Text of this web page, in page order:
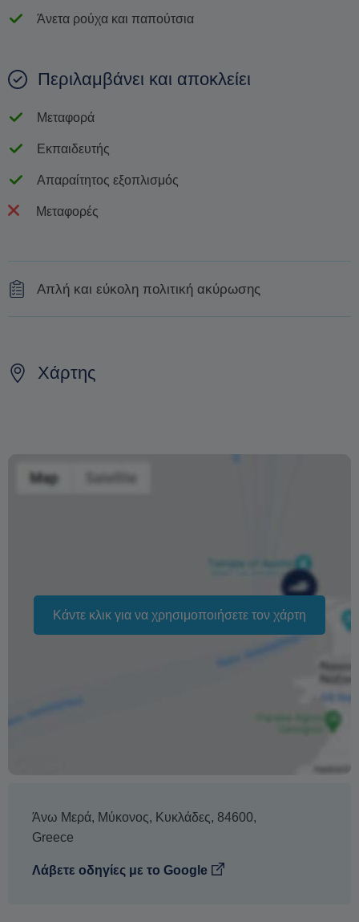
Άνετα ρούχα και παπούτσια
Περιλαμβάνει και αποκλείει
Μεταφορά
Εκπαιδευτής
Απαραίτητος εξοπλισμός
Μεταφορές
Απλή και εύκολη πολιτική ακύρωσης
Η αλλαγή της ημερομηνίας της κράτησης εξαρτάται από
επιπλέον χρέωση από εμάς για την επεξεργασία
Χάρτης
Κάντε κλικ για να χρησιμοποιήσετε τον χάρτη
Άνω Μερά, Μύκονος, Κυκλάδες, 84600,
Greece
Λάβετε οδηγίες με το Google